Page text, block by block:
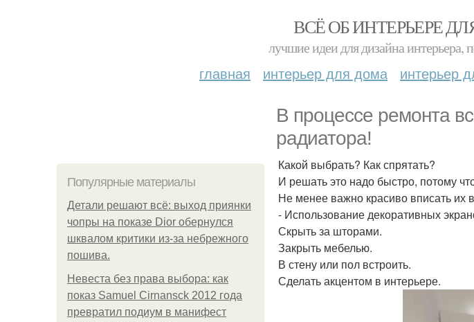
ВСЁ ОБ ИНТЕРЬЕРЕ
лучшие идеи для дизайна интерьера,
главная интерьер для дома интерьер
В процессе ремонта
радиатора!
Популярные материалы
Детали решают всё: выход приянки
чопры на показе Dior обернулся
шквалом критики из-за небрежного
пошива.
Невеста без права выбора: как
показ Samuel Cirnansck 2012 года
превратил подиум в манифест
Какой выбрать? Как спрятать?
И решать это надо быстро, потому
Не менее важно красиво вписать их
- Использование декоративных
Скрыть за шторами.
Закрыть мебелью.
В стену или пол встроить.
Сделать акцентом в интерьере.